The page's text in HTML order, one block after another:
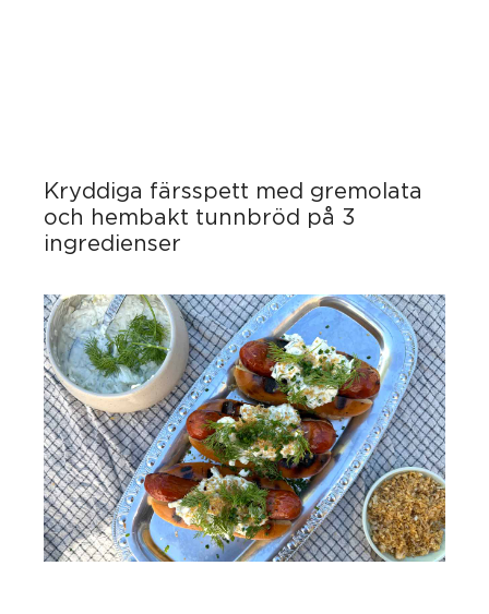
Kryddiga färsspett med gremolata
och hembakt tunnbröd på 3
ingredienser